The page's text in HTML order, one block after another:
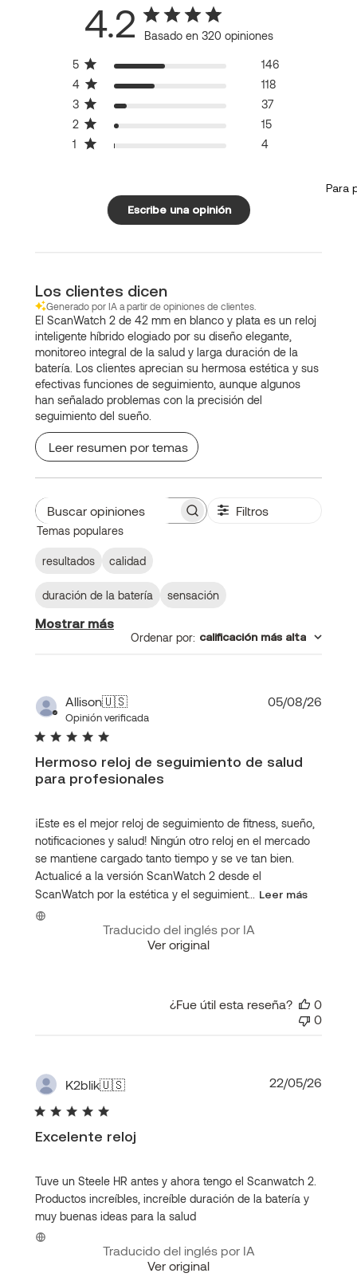
Para
4.2 Basado en 320 opiniones
5
146
4
118
3
37
2
15
1
4
Escribe una opinión
Los clientes dicen
Generado por IA a partir de opiniones de clientes.
El ScanWatch 2 de 42 mm en blanco y plata es un reloj
inteligente híbrido elogiado por su diseño elegante,
monitoreo integral de la salud y larga duración de la
batería. Los clientes aprecian su hermosa estética y sus
efectivas funciones de seguimiento, aunque algunos
han señalado problemas con la precisión del
seguimiento del sueño.
Leer resumen por temas
Buscar
opiniones
Filtros
Temas populares
resultados calidad
duración de la batería sensación
Mostrar más
Ordenar por: calificación más alta
Allison🇺🇸
Opinión verificada
Hermoso reloj de seguimiento de salud
para profesionales
¡Este es el mejor reloj de seguimiento de fitness, sueño,
notificaciones y salud! Ningún otro reloj en el mercado
se mantiene cargado tanto tiempo y se ve tan bien.
Actualicé a la versión ScanWatch 2 desde el
ScanWatch por la estética y el seguimient...
Leer más
Traducido del inglés por IA
Ver original
05/08/26
¿Fue útil esta reseña?
0
0
K2blik🇺🇸
Excelente reloj
Tuve un Steele HR antes y ahora tengo el Scanwatch 2.
Productos increíbles, increíble duración de la batería y
muy buenas ideas para la salud
Traducido del inglés por IA
Ver original
22/05/26